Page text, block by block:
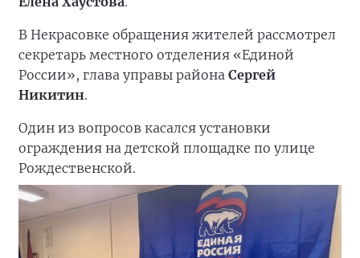
В Некрасовке обращения жителей рассмотрел
секретарь местного отделения «Единой
России», глава управы района Сергей
Никитин.
Один из вопросов касался установки
ограждения на детской площадке по улице
Рождественской.